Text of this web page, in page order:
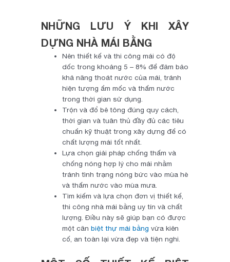
NHỮNG LƯU Ý KHI XÂY
DỰNG NHÀ MÁI BẰNG
Nên thiết kế và thi công mái có độ
dốc trong khoảng 5 – 8% để đảm bảo
khả năng thoát nước của mái, tránh
hiện tượng ẩm mốc và thấm nước
trong thời gian sử dụng.
Trộn và đổ bê tông đúng quy cách,
thời gian và tuân thủ đầy đủ các tiêu
chuẩn kỹ thuật trong xây dựng để có
chất lượng mái tốt nhất.
Lựa chọn giải pháp chống thấm và
chống nóng hợp lý cho mái nhằm
tránh tình trạng nóng bức vào mùa hè
và thấm nước vào mùa mưa.
Tìm kiếm và lựa chọn đơn vị thiết kế,
thi công nhà mái bằng uy tín và chất
lượng. Điều này sẽ giúp bạn có được
một cănbiệt thự mái bằng vừa kiên
cố, an toàn lại vừa đẹp và tiện nghi.